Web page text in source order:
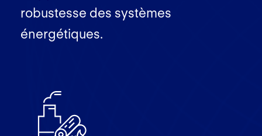
robustesse des systèmes
énergétiques.